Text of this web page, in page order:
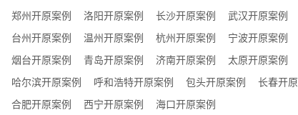
郑州开原案例 洛阳开原案例 长沙开原案例 武汉开原案例
台州开原案例 温州开原案例 杭州开原案例 宁波开原案例
烟台开原案例 青岛开原案例 济南开原案例 太原开原案例
哈尔滨开原案例 呼和浩特开原案例 包头开原案例 长春开
合肥开原案例 西宁开原案例 海口开原案例